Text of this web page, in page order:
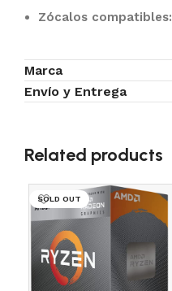
Zócalos compatibles:
Marca
Envío y Entrega
Related products
SOLD OUT